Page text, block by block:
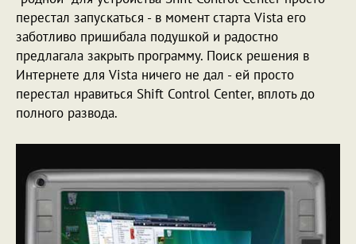
перестал запускаться - в момент старта Vista его
заботливо пришибала подушкой и радостно
предлагала закрыть программу. Поиск решения в
Интернете для Vista ничего не дал - ей просто
перестал нравиться Shift Control Center, вплоть до
полного развода.